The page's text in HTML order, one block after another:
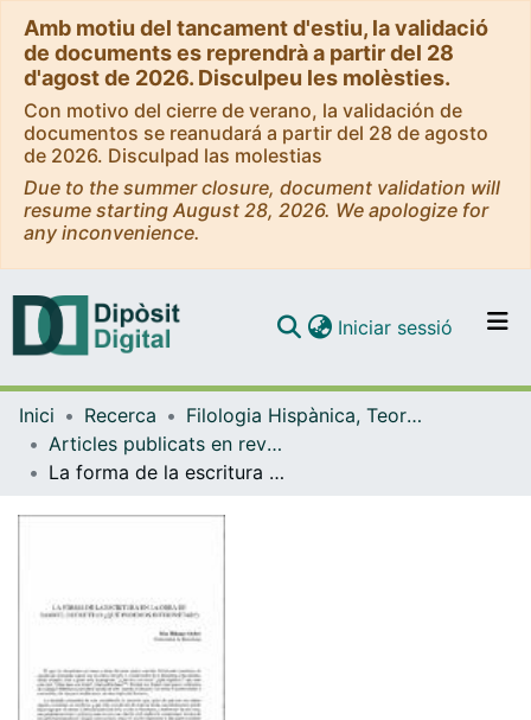
Amb motiu del tancament d'estiu, la validació
de documents es reprendrà a partir del 28
d'agost de 2026. Disculpeu les molèsties.
Con motivo del cierre de verano, la validación de
documentos se reanudará a partir del 28 de agosto
de 2026. Disculpad las molestias
Due to the summer closure, document validation will
resume starting August 28, 2026. We apologize for
any inconvenience.
Navega per tot el DD
Iniciar sessió (current)
Inici Recerca
Filologia Hispànica, Teoria de la Literatura i Comunicació
Articles publicats en revistes (Filologia Hispànica, Teoria de la Literatura i Comunicació)
La forma de la escritura en la obra de Samuel Beckett (o ¿qué podemos interpretar?)